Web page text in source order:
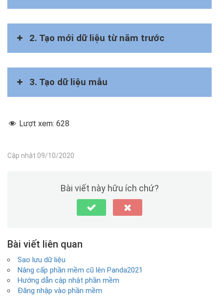
2. Tạo mới dữ liệu từ năm trước
3. Tạo dữ liệu mẫu
Lượt xem: 628
Cập nhật 09/10/2020
Bài viết này hữu ích chứ?
Bài viết liên quan
Sao lưu dữ liệu
Nâng cấp phần mềm cũ lên Panda2021
Hướng dẫn cập nhật phần mềm
Đăng nhập vào phần mềm